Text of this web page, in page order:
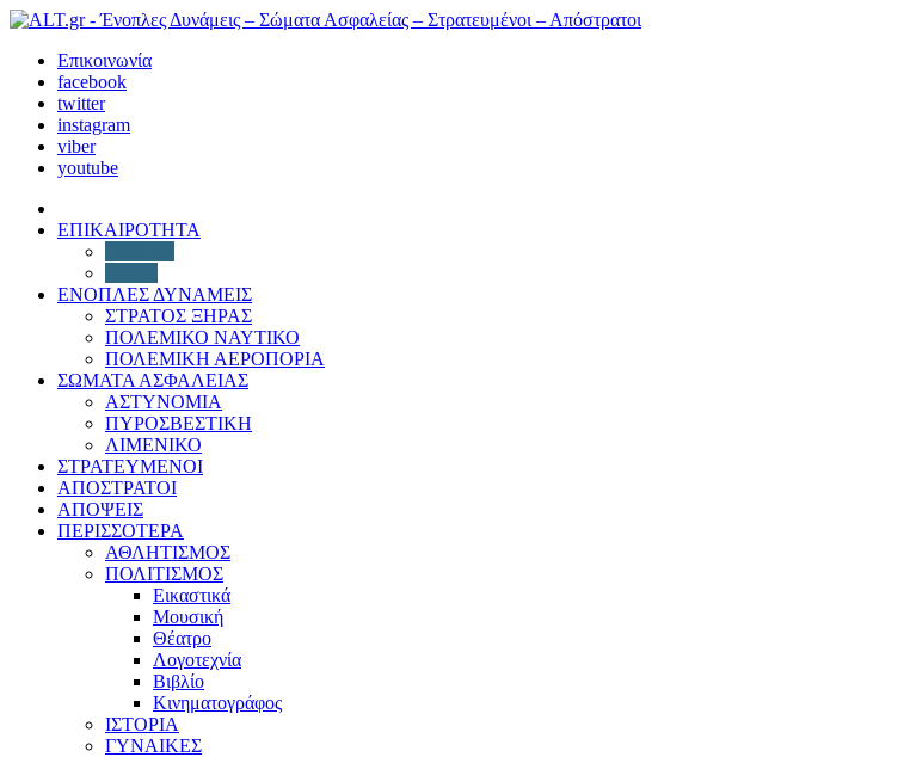
Επικοινωνία
facebook
twitter
instagram
viber
youtube
ΕΠΙΚΑΙΡΟΤΗΤΑ
ΕΝΟΠΛΕΣ ΔΥΝΑΜΕΙΣ
ΣΤΡΑΤΟΣ ΞΗΡΑΣ
ΠΟΛΕΜΙΚΟ ΝΑΥΤΙΚΟ
ΠΟΛΕΜΙΚΗ ΑΕΡΟΠΟΡΙΑ
ΣΩΜΑΤΑ ΑΣΦΑΛΕΙΑΣ
ΑΣΤΥΝΟΜΙΑ
ΠΥΡΟΣΒΕΣΤΙΚΗ
ΛΙΜΕΝΙΚΟ
ΣΤΡΑΤΕΥΜΕΝΟΙ
ΑΠΟΣΤΡΑΤΟΙ
ΑΠΟΨΕΙΣ
ΠΕΡΙΣΣΟΤΕΡΑ
ΑΘΛΗΤΙΣΜΟΣ
ΠΟΛΙΤΙΣΜΟΣ
Εικαστικά
Μουσική
Θέατρο
Λογοτεχνία
Βιβλίο
Κινηματογράφος
ΙΣΤΟΡΙΑ
ΓΥΝΑΙΚΕΣ